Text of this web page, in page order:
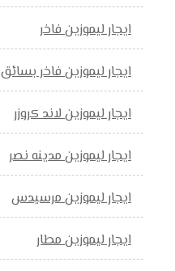
ايجار ليموزين فاخر
ايجار ليموزين فاخر بسائق
ايجار ليموزين لاند كروزر
ايجار ليموزين مدينه نصر
ايجار ليموزين مرسيدس
ايجار ليموزين مطار